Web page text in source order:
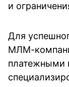
и
Для
МЛМ-
платежными